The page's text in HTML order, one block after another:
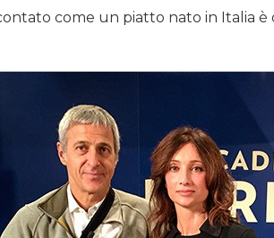
come un piatto nato in Italia è